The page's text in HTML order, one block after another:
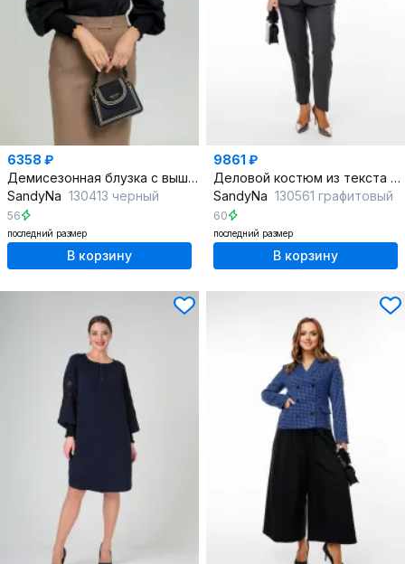
6358 ₽
Демисезонная блузка с вышивкой и коротким рукавом
SandyNa 130413 черный
56
последний размер
В корзину
9861 ₽
Деловой костюм из текста с зауженными брюками и жакетом
SandyNa 130561 графитовый
60
последний размер
В корзину